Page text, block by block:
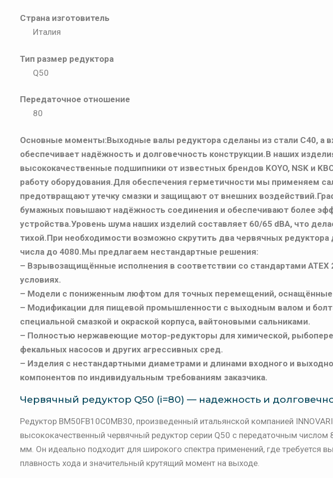
Страна изготовитель
Италия
Тип размер редуктора
Q50
Передаточное отношение
80
Основные моменты:Выходные валы редуктора сделаны из стали С40, а
обеспечивает надёжность и долговечность конструкции.В наших
высококачественные подшипники от известных брендов KOYO, NSK и
работу оборудования.Для обеспечения герметичности мы применяем
предотвращают утечку смазки и защищают от внешних
бумажных повышают надёжность соединения и обеспечивают более
устройства.Уровень шума наших изделий составляет 60/65 dBA, что
тихой.При необходимости возможно скрутить два червячных
числа до 4080.Мы предлагаем нестандартные решения:
– Взрывозащищённые исполнения в соответствии со стандартами ATEX
условиях.
– Модели с пониженным люфтом для точных перемещений, оснащённые
– Модификации для пищевой промышленности с выходным валом и
специальной смазкой и окраской корпуса, вайтоновыми сальниками.
– Полностью нержавеющие мотор-редукторы для химической,
фекальных насосов и других агрессивных сред.
– Изделия с нестандартными диаметрами и длинами входного и
компонентов по индивидуальным требованиям заказчика.
Червячный редуктор Q50 (i=80) — надежность и
Редуктор BM50FB10C0MB30, произведенный итальянской компанией
высококачественный червячный редуктор серии Q50 с передаточным
мм. Он идеально подходит для широкого спектра применений, где требуется
плавность хода и значительный крутящий момент на выходе.